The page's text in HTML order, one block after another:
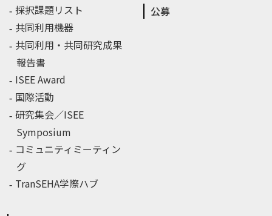
採択課題リスト
共同利用機器
共同利用・共同研究成果
報告書
ISEE Award
国際活動
研究集会／ISEE
Symposium
コミュニティミーティン
グ
TranSEHA学際ハブ
公募